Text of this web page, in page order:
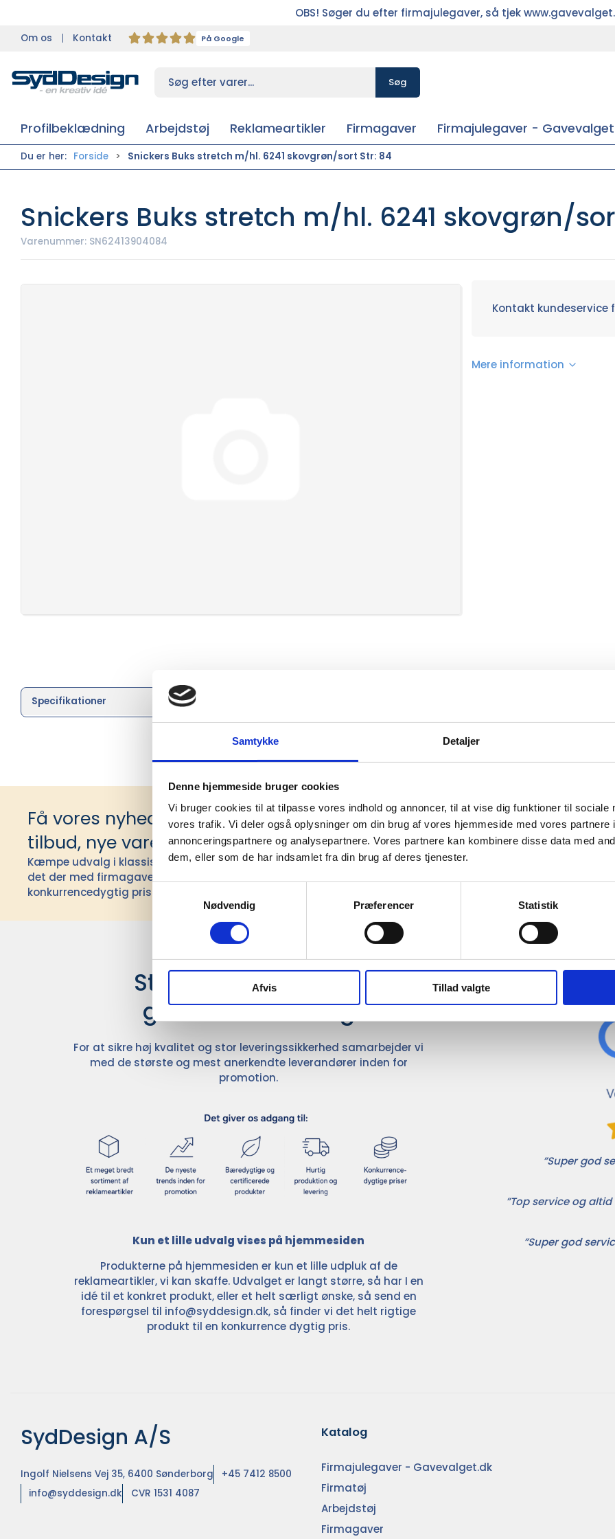
Samtykke Detaljer
Denne hjemmeside bruger cookies
Vi bruger cookies til at tilpasse vores indhold og annoncer, til at vise dig funktioner til sociale
vores trafik. Vi deler også oplysninger om din brug af vores hjemmeside med vores partnere
annonceringspartnere og analysepartnere. Vores partnere kan kombinere disse data med
dem, eller som de har indsamlet fra din brug af deres tjenester.
Nødvendig
Præferencer Statistik
Afvis Tillad valgte
OBS! Søger du efter firmajulegaver, så tjek
Om os Kontakt På Google
Søg
Profilbeklædning Arbejdstøj Reklameartikler Firmagaver Firmajulegaver -
Du er her: Forside Snickers Buks stretch m/hl. 6241 skovgrøn/sort Str: 84
Snickers Buks stretch m/hl. 6241 skovgrøn/
Varenummer: SN62413904084
Kontakt
Mere information
Specifikationer
Få vores nyhedsbrev med information om
tilbud, nye varer og andet godt
Kæmpe udvalg i klassiske og nyskabende gaveidéer til din virksomhed. Vi kan
det der med firmagaver, og har ydet god personlig service til en
konkurrencedygtig pris siden 1991.
Stærke leverandører
giver større udvalg
For at sikre høj kvalitet og stor leveringssikkerhed samarbejder vi
med de største og mest anerkendte leverandører inden for
promotion.
Kun et lille udvalg vises på hjemmesiden
Produkterne på hjemmesiden er kun et lille udpluk af de
reklameartikler, vi kan skaffe. Udvalget er langt større, så har I en
idé til et konkret produkt, eller et helt særligt ønske, så send en
forespørgsel til info@syddesign.dk, så finder vi det helt rigtige
produkt til en konkurrence dygtig pris.
Det
”Super god
”Top service og
”Super god
SydDesign A/S
Ingolf Nielsens Vej 35, 6400 Sønderborg
+45 7412 8500
info@syddesign.dk
CVR 1531 4087
Katalog
Firmajulegaver - Gavevalget.dk
Firmatøj
Arbejdstøj
Firmagaver